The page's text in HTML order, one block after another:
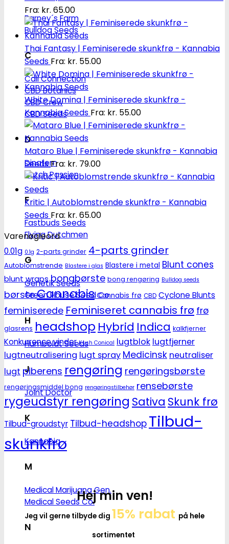
Barney´s Farm
Bulldog Seeds
C
Cali Connection
CBD Botanics
CBD Crew
CBD Seeds
D
Dinafem
Dutch Passion
F
Fastbuds Seeds
Flying Dutchmen
G
Genetik Seeds
Green House Seed Co.
H
Humboldt Seeds
J
Joint Doctor
K
Kannabia
M
Medical Marijuana Gen.
Medical Seeds Co.
N
Fra: kr. 65.00
Thai Fantasy | Feminiserede skunkfrø - Kannabia
Seeds Fra: kr. 55.00
White Domina | Feminiserede skunkfrø -
Kannabia Seeds Fra: kr. 55.00
Mataro Blue | Feminiserede skunkfrø - Kannabia
SeedsFra: kr. 79.00
Kritic | Autoblomstrende skunkfrø - Kannabia
Seeds Fra: kr. 65.00
Varenøgleord
0.01g 0.1g 2-parts grinder 4-parts grinder
Autoblomstrende Blastere i glas Blastere i metal Blunt cones
blunt wraps bongbørste bong rengøring Bulldog seeds
børsteCannabis Cannabis frø CBD Cyclone Blunts
feminiserede Feminiseret cannabis frø frø
glasrens headshop Hybrid Indica kalkfjerner
Konkurrence vinder Kush Conical lugtblok lugtfjerner
lugtneutralisering lugt spray Medicinsk neutraliser
lugt piberens rengøring rengøringsbørste
rengøringsmiddel bong rengøringstilbehør rensebørste
rygeudstyr rengøring Sativa Skunk frø
Tilbud-groudstyr Tilbud-headshop Tilbud-
skunkfrø
Hej min ven!
Jeg vil gerne tilbyde dig 15% rabat på hele
sortimentet